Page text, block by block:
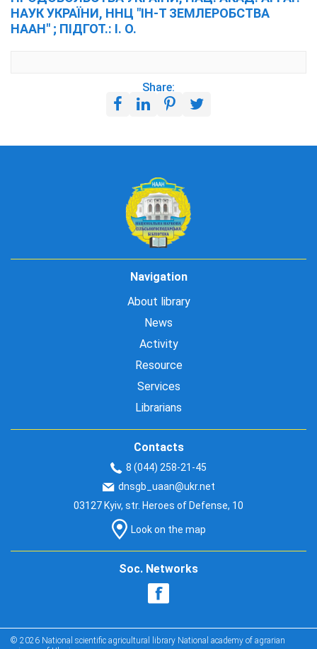
НАУК УКРАЇНИ, ННЦ "ІН-Т ЗЕМЛЕРОБСТВА
НААН" ; ПІДГОТ.: І. О.
Share:
Navigation
About library
News
Activity
Resource
Services
Librarians
Contacts
8 (044) 258-21-45
dnsgb_uaan@ukr.net
03127 Kyiv, str. Heroes of Defense, 10
Look on the map
Soc. Networks
© 2026 National scientific agricultural library National academy of agrarian